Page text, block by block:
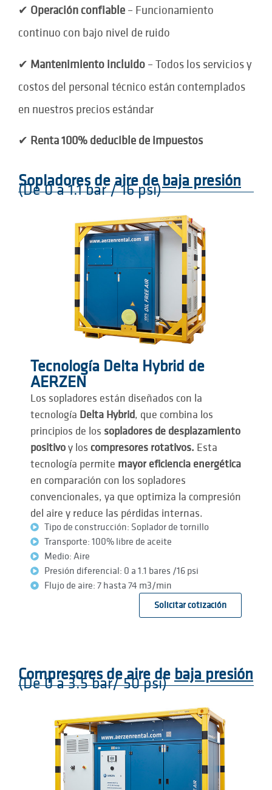
✔ Operación confiable – Funcionamiento
continuo con bajo nivel de ruido
✔ Mantenimiento incluido – Todos los servicios y
costos del personal técnico están contemplados
en nuestros precios estándar
✔ Renta 100% deducible de impuestos
Sopladores de aire de baja presión
(De 0 a 1.1 bar / 16 psi)
Tecnología Delta Hybrid de
AERZEN
Los sopladores están diseñados con la
tecnología Delta Hybrid, que combina los
principios de los sopladores de desplazamiento
positivo y los compresores rotativos. Esta
tecnología permite mayor eficiencia energética
en comparación con los sopladores
convencionales, ya que optimiza la compresión
del aire y reduce las pérdidas internas.
Tipo de construcción: Soplador de tornillo
Transporte: 100% libre de aceite
Medio: Aire
Presión diferencial: 0 a 1.1 bares /16 psi
Flujo de aire: 7 hasta 74 m3/min
Solicitar cotización
Compresores de aire de baja presión
(De 0 a 3.5 bar/ 50 psi)